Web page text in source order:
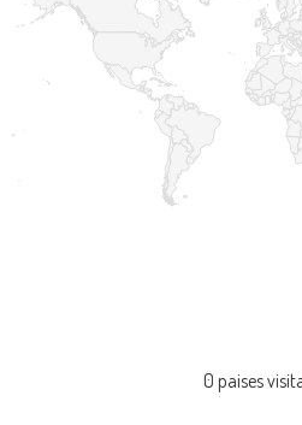
0 paises